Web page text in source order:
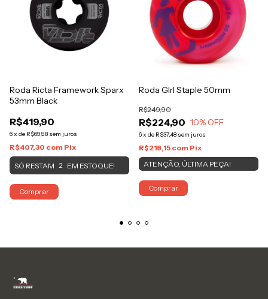
Roda Ricta Framework Sparx
53mm Black
R$419,90
6x de R$69,98 sem juros
R$407,30 com Pix
SÓ RESTAM 2 EM ESTOQUE!
Comprar
Roda GIrl Staple 50mm
R$224,90
R$249,90
10% OFF
6x de R$37,48 sem juros
R$218,15 com Pix
ATENÇÃO, ÚLTIMA PEÇA!
Comprar